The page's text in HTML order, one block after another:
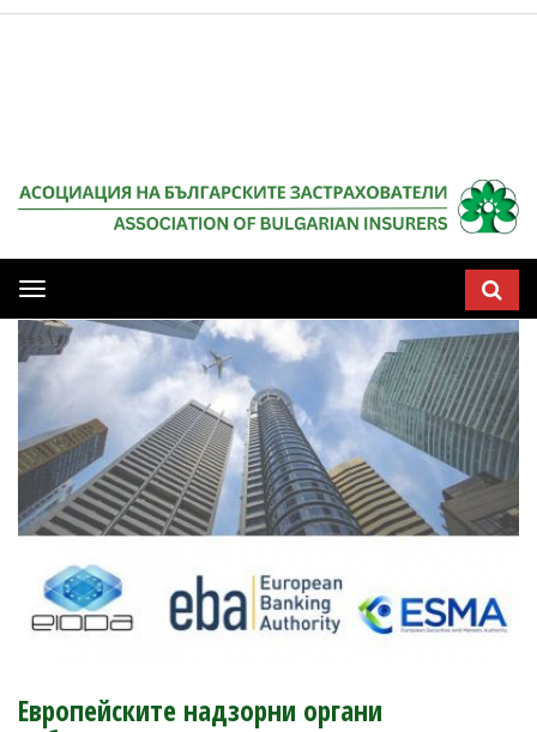
Мобилна
навигация
Европейските надзорни органи